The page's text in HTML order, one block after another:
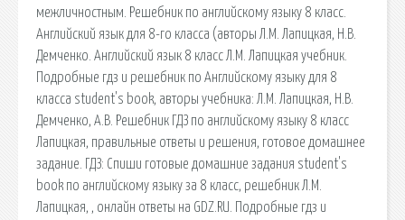
межличностным. Решебник по английскому языку 8 класс.
Английский язык для 8-го класса (авторы Л.М. Лапицкая, Н.В.
Демченко. Английский язык 8 класс Л.М. Лапицкая учебник.
Подробные гдз и решебник по Английскому языку для 8
класса student's book, авторы учебника: Л.М. Лапицкая, Н.В.
Демченко, А.В. Решебник ГДЗ по английскому языку 8 класс
Лапицкая, правильные ответы и решения, готовое домашнее
задание. ГДЗ: Спиши готовые домашние задания student's
book по английскому языку за 8 класс, решебник Л.М.
Лапицкая, , онлайн ответы на GDZ.RU. Подробные гдз и